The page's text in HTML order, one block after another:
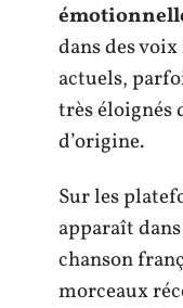
dans des
actuels,
très éloignés
d’origine.
Sur les
apparaît
chanson
morceaux